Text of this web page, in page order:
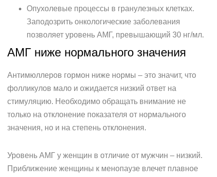
Опухолевые процессы в гранулезных клетках.
Заподозрить онкологические заболевания
позволяет уровень АМГ, превышающий 30 нг/мл.
АМГ ниже нормального значения
Антимюллеров гормон ниже нормы – это значит, что
фолликулов мало и ожидается низкий ответ на
стимуляцию. Необходимо обращать внимание не
только на отклонение показателя от нормального
значения, но и на степень отклонения.
Уровень АМГ у женщин в отличие от мужчин – низкий.
Приближение женщины к менопаузе влечет плавное